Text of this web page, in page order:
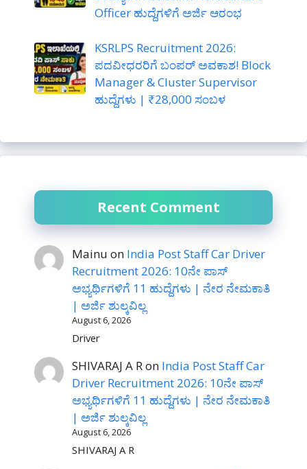
Officer ಹುದ್ದೆಗಳಿಗೆ ಅರ್ಜಿ ಆರಂಭ
KSRLPS Recruitment 2026:
ಪದವೀಧರರಿಗೆ ಬಂಪರ್ ಅವಕಾಶ! Block
Manager & Cluster Supervisor
ಹುದ್ದೆಗಳು | ₹28,000 ಸಂಬಳ
Recent Comment
Mainu on India Post Staff Car Driver
Recruitment 2026: 10ನೇ ಪಾಸ್
ಅಭ್ಯರ್ಥಿಗಳಿಗೆ 11 ಹುದ್ದೆಗಳು | ನೇರ ನೇಮಕಾತಿ
| ಅರ್ಜಿ ಶುಲ್ಕವಿಲ್ಲ
August 6, 2026
Driver
SHIVARAJ A Ron India Post Staff Car
Driver Recruitment 2026: 10ನೇ ಪಾಸ್
ಅಭ್ಯರ್ಥಿಗಳಿಗೆ 11 ಹುದ್ದೆಗಳು | ನೇರ ನೇಮಕಾತಿ
| ಅರ್ಜಿ ಶುಲ್ಕವಿಲ್ಲ
August 6, 2026
SHIVARAJ A R